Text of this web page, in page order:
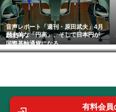
音声レポート「週刊・原田武夫」4月
28日号
歴史的な「円高」、そして日本円が
国際基軸通貨になる...
有料会員